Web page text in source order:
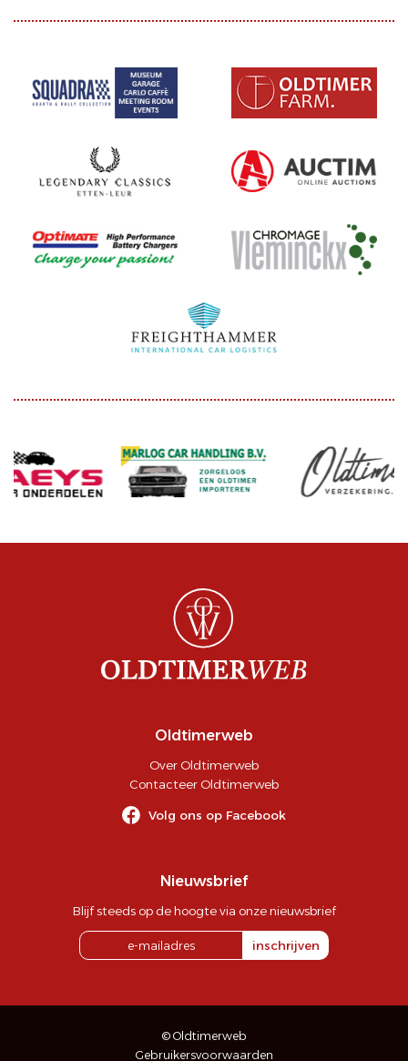
Oldtimerweb
Over Oldtimerweb
Contacteer Oldtimerweb
Volg ons op Facebook
Nieuwsbrief
Blijf steeds op de hoogte via onze nieuwsbrief
inschrijven
© Oldtimerweb
Gebruikersvoorwaarden